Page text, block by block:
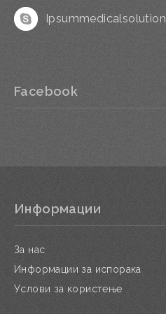
Ipsummedicalsolution
Facebook
Информации
За нас
Информации за испорака
Услови за користење